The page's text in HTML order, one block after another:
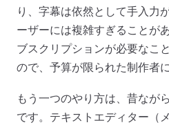
り、字幕は依然として手入力
ーザーには複雑すぎることが
ブスクリプションが必要なこ
ので、予算が限られた制作者
もう一つのやり方は、昔なが
です。テキストエディター（